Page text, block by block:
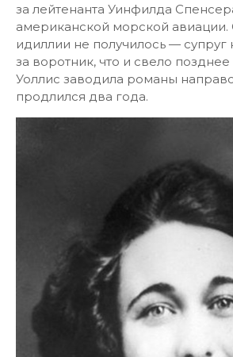
за лейтенанта Уинфилда
американской морской
идиллии не получилось — супруг
за воротник, что и свело позднее
Уоллис заводила романы
продлился два года.